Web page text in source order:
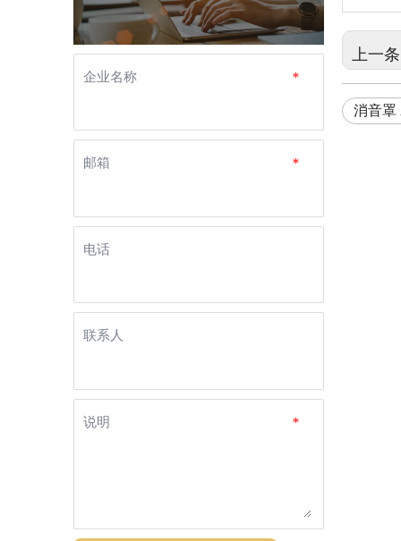
*
企业名称
*
邮箱
电话
联系人
*
说明
上一
消音罩